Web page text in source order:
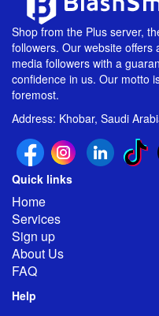
Shop from the Plus server,
followers. Our website offers
media followers with a
confidence in us. Our motto
foremost.
Address: Khobar, Saudi
Quick links
Home
Services
Sign up
About Us
FAQ
Help